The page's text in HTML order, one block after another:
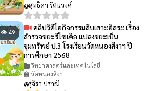
@สุทธิดา รัตนวงศ์
👁 49
คลิปวิดีโอกิจกรรมสืบเสาะอิสระ เรื่อง
สำรวจขยะรีไซเคิล แปลงขยะเป็น
ขุมทรัพย์ ป.3 โรงเรียนวัดหนองสีงาฯ ปี
การศึกษา 2568
วิทยาศาสตร์และเทคโนโลยี
🏫 วัดหนองสีงา
@รุจิรา ปราณี